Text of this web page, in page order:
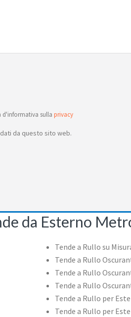
d'informativa sulla privacy
da questo sito web.
da Esterno
Tende a Rullo su
Tende a Rullo
Tende a Rullo
Tende a Rullo
Tende a Rullo per
Tende a Rullo per